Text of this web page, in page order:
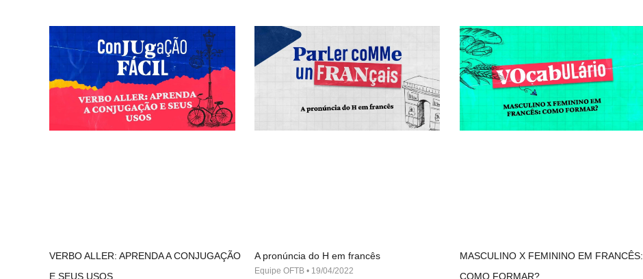
VERBO ALLER: APRENDA A CONJUGAÇÃO
E SEUS USOS
A pronúncia do H em francês
Equipe OFTB 19/04/2022
MASCULINO X FEMININO EM FRANCÊS:
COMO FORMAR?